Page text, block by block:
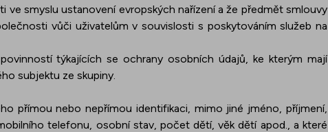
smyslu ustanovení evropských nařízení a že předmět smlouvy
vůči uživatelům v souvislosti s poskytováním služeb na
týkajících se ochrany osobních údajů, ke kterým mají
subjektu ze skupiny.
přímou nebo nepřímou identifikaci, mimo jiné jméno, příjmení,
telefonu, osobní stav, počet dětí, věk dětí apod., a které